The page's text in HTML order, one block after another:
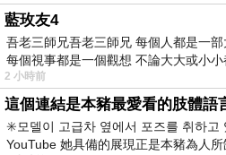
藍玫友4
吾老三師兄吾老三師兄 每個人都是一
每個視事都是一個觀想 不論大大或小
2 小時前
這個連結是本豬最愛看的肢體語
✳️모델이 고급차 옆에서 포즈를 취하
YouTube 她具備的展現正是本豬為人所